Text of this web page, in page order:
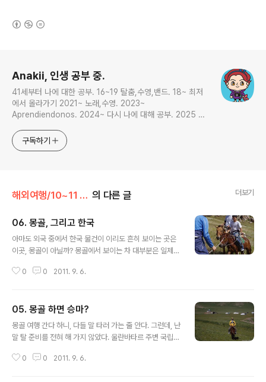
Anakii, 인생 공부 중.
41세부터 나에 대한 공부. 16~19 탈춤,수영,밴드. 18~ 최저
에서 올라가기 2021~ 노래,수영. 2023~
Aprendiendonos. 2024~ 다시 나에 대해 공부. 2025 지
구독하기
해외여행/10~11 필리핀,몽골 의 다른 글 더보기
06. 몽골, 그리고 한국
아마도 외국 중에서 한국 물건이 이리도 흔히 보이는 곳은
이곳, 몽골이 아닐까? 몽골에서 보이는 차 대부분은 일제
일차들이 비교적 더 많이 보였지만, 그 외의 지역에서는 압
트럭이 초원길에서 만나는 게르마다 서 있었고, 소형차인
베르나가 아주 흔하게 보였다. 백화점이나 슈퍼의 진열대
에는 별 달리 주의를 기울이지 않아도 한국 상품을 쉽게 찾
이나 카스맥주가 있다. 놀란 것은 울란바타르 시내에서였
0 0 2011. 9. 6.
05. 몽골 하면 승마?
몽골 여행 간다 하니, 다들 말 타러 가는 줄 안다. 그런데, 난
말 탈 준비를 전혀 해 가지 않았다. 울란바타르 주변 국립공
한다. 같이 여행했던 선생님들은 그 패키지 여행을 먼저 하
0 0 2011. 9. 6.